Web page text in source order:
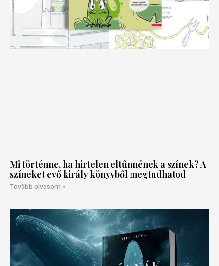
Mi történne, ha hirtelen eltűnnének a színek? A
színeket evő király könyvből megtudhatod
Tovább olvasom »